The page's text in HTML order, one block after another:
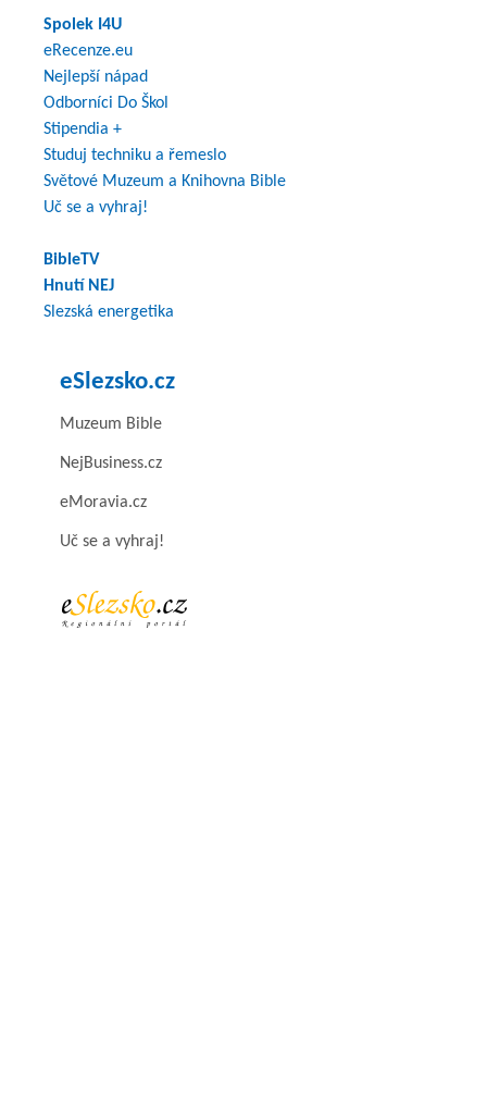
Spolek I4U
eRecenze.eu
Nejlepší nápad
Odborníci Do Škol
Stipendia +
Studuj techniku a řemeslo
Světové Muzeum a Knihovna Bible
Uč se a vyhraj!
BibleTV
Hnutí NEJ
Slezská energetika
eSlezsko.cz
Muzeum Bible
NejBusiness.cz
eMoravia.cz
Uč se a vyhraj!